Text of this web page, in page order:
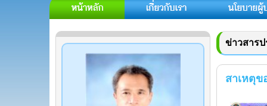
ข่าวสาร
สาเหตุ